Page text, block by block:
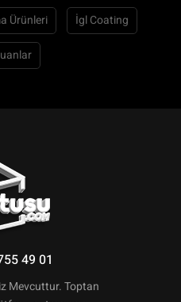
Ürünleri İgl Coating
49 01
Mevcuttur. Toptan